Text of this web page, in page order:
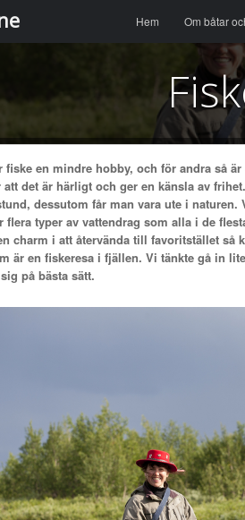
Hem Om båtar
fiske en mindre hobby, och för andra så
att det är härligt och ger en känsla av
dessutom får man vara ute i
typer av vattendrag som alla i de
charm i att återvända till favoritstället så
är en fiskeresa i fjällen. Vi tänkte gå in
på bästa sätt.